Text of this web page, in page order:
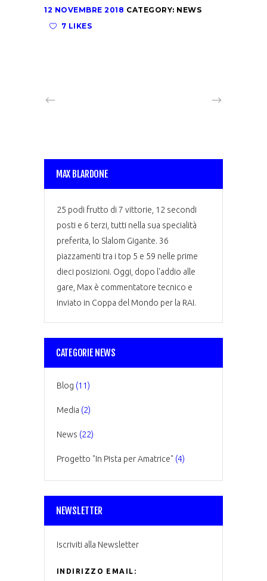
12 NOVEMBRE 2018 CATEGORY: NEWS
7 LIKES
MAX BLARDONE
25 podi frutto di 7 vittorie, 12 secondi
posti e 6 terzi, tutti nella sua specialità
preferita, lo Slalom Gigante. 36
piazzamenti tra i top 5 e 59 nelle prime
dieci posizioni. Oggi, dopo l'addio alle
gare, Max è commentatore tecnico e
inviato in Coppa del Mondo per la RAI.
CATEGORIE NEWS
Blog (11)
Media (2)
News (22)
Progetto "In Pista per Amatrice" (4)
NEWSLETTER
Iscriviti alla Newsletter
INDIRIZZO EMAIL: